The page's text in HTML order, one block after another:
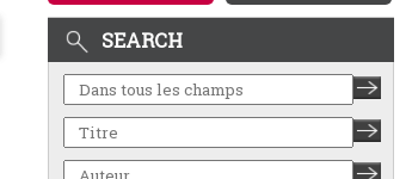
SEARCH